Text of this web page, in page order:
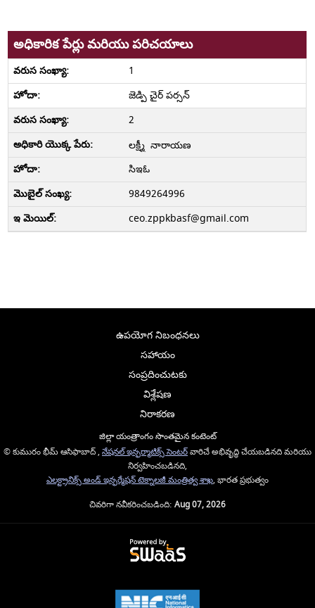
అధికారిక పేర్లు మరియు పరిచయాలు
1
జెడ్పి చైర్ పర్సన్
2
లక్ష్మీ నారాయణ
సిఇఓ
9849264996
ceo.zppkbasf@gmail.com
ఉపయోగ నిబంధనలు
సహాయం
సంప్రదించుటకు
విశ్లేషణ
నిరాకరణ
జిల్లా యంత్రాంగం సొంతమైన కంటెంట్
© కుమురం భీమ్ ఆసిఫాబాద్ , నేషనల్ ఇన్ఫర్మాటిక్స్ సెంటర్వారిచే అభివృద్ధి చేయబడినది మరియు
నిర్వహించబడినది,
ఎలక్ట్రానిక్స్ అండ్ ఇన్ఫర్మేషన్ టెక్నాలజీ మంత్రిత్వ శాఖ, భారత ప్రభుత్వం
చివరిగా నవీకరించబడింది: Aug 07, 2026